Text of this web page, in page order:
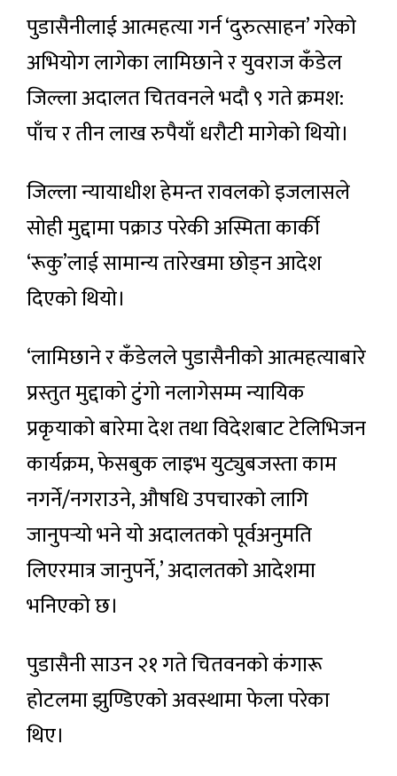
पुडासैनीलाई आत्महत्या गर्न ‘दुरुत्साहन’ गरेको
अभियोग लागेका लामिछाने र युवराज कँडेल
जिल्ला अदालत चितवनले भदौ ९ गते क्रमश:
पाँच र तीन लाख रुपैयाँ धरौटी मागेको थियो।
जिल्ला न्यायाधीश हेमन्त रावलको इजलासले
सोही मुद्दामा पक्राउ परेकी अस्मिता कार्की
‘रूकु’लाई सामान्य तारेखमा छोड्न आदेश
दिएको थियो।
‘लामिछाने र कँडेलले पुडासैनीको आत्महत्याबारे
प्रस्तुत मुद्दाको टुंगो नलागेसम्म न्यायिक
प्रकृयाको बारेमा देश तथा विदेशबाट टेलिभिजन
कार्यक्रम, फेसबुक लाइभ युट्युबजस्ता काम
नगर्ने/नगराउने, औषधि उपचारको लागि
जानुपर्‍यो भने यो अदालतको पूर्वअनुमति
लिएरमात्र जानुपर्ने,’ अदालतको आदेशमा
भनिएको छ।
पुडासैनी साउन २१ गते चितवनको कंगारू
होटलमा झुण्डिएको अवस्थामा फेला परेका
थिए।